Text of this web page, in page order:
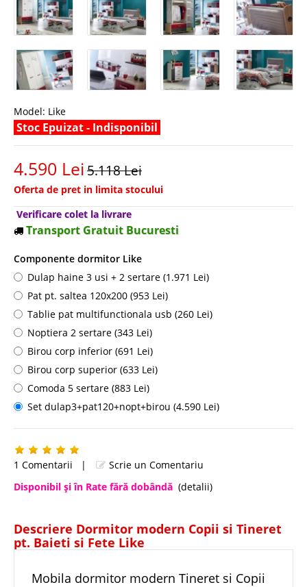
Model: Like
Stoc Epuizat - Indisponibil
4.590 Lei5.118 Lei
Oferta de pret in limita stocului
Verificare colet la livrare
Transport Gratuit Bucuresti
Componente dormitor Like
Dulap haine 3 usi + 2 sertare (1.971 Lei)
Pat pt. saltea 120x200 (953 Lei)
Tablie pat multifunctionala usb (260 Lei)
Noptiera 2 sertare (343 Lei)
Birou corp inferior (691 Lei)
Birou corp superior (633 Lei)
Comoda 5 sertare (883 Lei)
Set dulap3+pat120+nopt+birou (4.590 Lei)
1 Comentarii |
Scrie un Comentariu
Disponibil şi în Rate fără dobândă (detalii)
Descriere Dormitor modern Copii si Tineret
pt. Baieti si Fete Like
Mobila dormitor modern Tineret si Copii